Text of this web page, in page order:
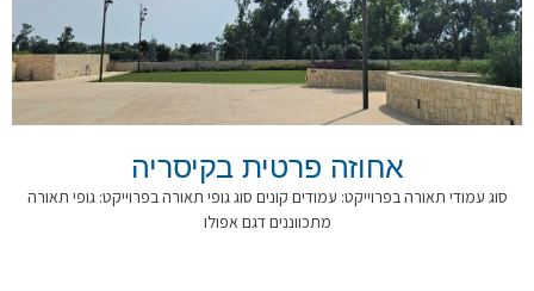
אחוזה פרטית בקיסריה
סוג עמודי תאורה בפרוייקט: עמודים קונים סוג גופי תאורה בפרוייקט: גופי תאורה
מתכווננים דגם אפולו